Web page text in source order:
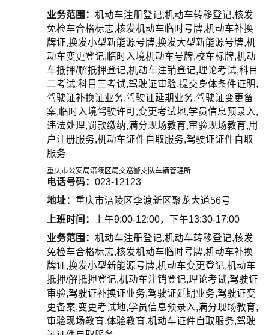
业务范围： 机动车注册登记,机动车转移登记,核发
免检车合格标志,核发机动车临时号牌,机动车补换
牌证,换发小型新能源号牌,换发大型新能源号牌,机
动车变更登记,临时入境机动车号牌,校车标牌,机动
车抵押/解抵押登记,机动车注销登记,理论考试,科目
二考试,科目三考试,驾驶证审验,提交身体条件证明,
驾驶证补换证业务,驾驶证延期业务,驾驶证变更备
案,临时入境驾驶许可,变更考试地,学员信息预录入,
违法处理,罚款缴纳,满分现场教育,审验现场教育,用
户注册服务,机动车证件自取服务,驾驶证证件自取
服务
重庆市公安局涪陵区局交巡警支队车辆管理所
电话号码： 023-12123
地址： 重庆市涪陵区李渡新区聚龙大道56号
上班时间：
上午9:00-12:00，下午13:30-17:00
业务范围： 机动车注册登记,机动车转移登记,核发
免检车合格标志,核发机动车临时号牌,机动车补换
牌证,换发小型新能源号牌,机动车变更登记,机动车
抵押/解抵押登记,机动车注销登记,理论考试,驾驶证
审验,驾驶证补换证业务,驾驶证延期业务,驾驶证变
更备案,变更考试地,学员信息预录入,满分现场教育,
审验现场教育,体验教育,机动车证件自取服务,驾驶